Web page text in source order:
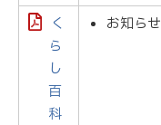
く
ら
し
百
科
お知らせ